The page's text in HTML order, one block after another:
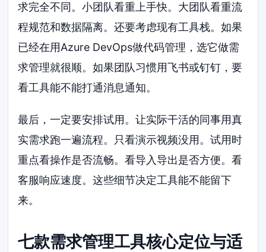
求完全不同。小团队看重上手快。大团队看重流
程规范和数据隔离。还要考虑现有工具栈。如果
已经在用Azure DevOps做代码管理，选它做需
求管理就很顺。如果团队习惯用飞书或钉钉，要
看工具能不能打通消息通知。
最后，一定要安排试用。让实际干活的同事用真
实需求跑一遍流程。只看演示视频没用。试用时
重点看操作是否流畅。看导入导出是否方便。看
客服响应速度。这些细节决定工具能不能留下
来。
七款需求管理工具核心定位与适